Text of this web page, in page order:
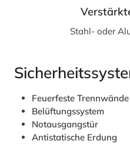
Stahl- oder
Feuerfeste Trennwände
Belüftungssystem
Notausgangstür
Antistatische Erdung